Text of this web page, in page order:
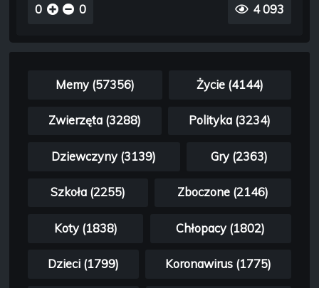
0 0 4 093
Memy (57356) Życie (4144)
Zwierzęta (3288) Polityka (3234)
Dziewczyny (3139) Gry (2363)
Szkoła (2255) Zboczone (2146)
Koty (1838) Chłopacy (1802)
Dzieci (1799) Koronawirus (1775)